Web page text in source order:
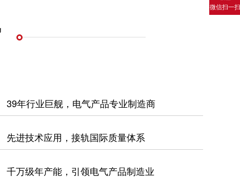
39年行业巨舰，电气产品专业制造商
先进技术应用，接轨国际质量体系
千万级年产能，引领电气产品制造业
微信扫一扫